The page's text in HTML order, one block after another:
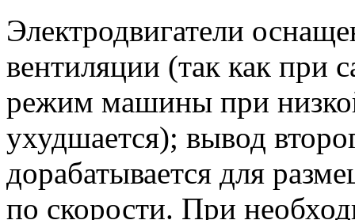
Электродвигатели
вентиляции (так как при
режим машины при
ухудшается); вывод
дорабатывается для
по скорости. При